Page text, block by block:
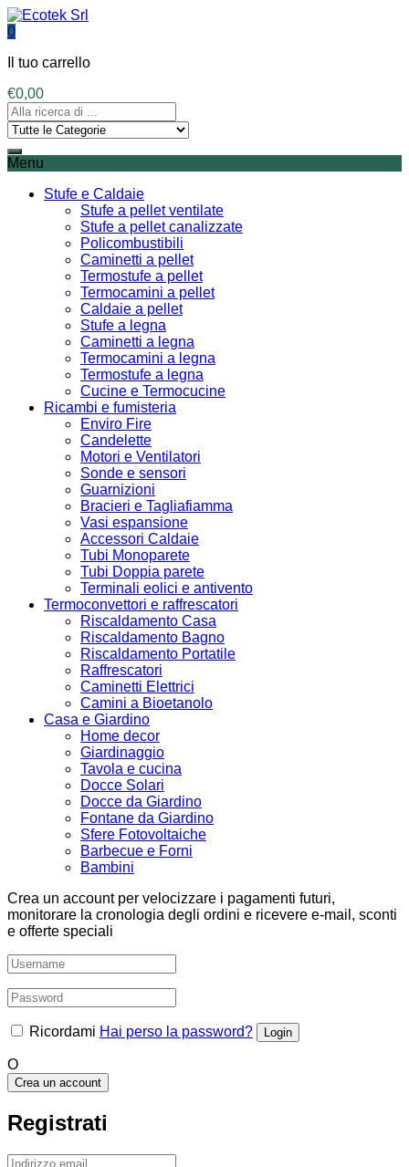
0
Il tuo carrello
€0,00
Menu
Stufe e Caldaie
Stufe a pellet ventilate
Stufe a pellet canalizzate
Policombustibili
Caminetti a pellet
Termostufe a pellet
Termocamini a pellet
Caldaie a pellet
Stufe a legna
Caminetti a legna
Termocamini a legna
Termostufe a legna
Cucine e Termocucine
Ricambi e fumisteria
Enviro Fire
Candelette
Motori e Ventilatori
Sonde e sensori
Guarnizioni
Bracieri e Tagliafiamma
Vasi espansione
Accessori Caldaie
Tubi Monoparete
Tubi Doppia parete
Terminali eolici e antivento
Termoconvettori e raffrescatori
Riscaldamento Casa
Riscaldamento Bagno
Riscaldamento Portatile
Raffrescatori
Caminetti Elettrici
Camini a Bioetanolo
Casa e Giardino
Home decor
Giardinaggio
Tavola e cucina
Docce Solari
Docce da Giardino
Fontane da Giardino
Sfere Fotovoltaiche
Barbecue e Forni
Bambini
Crea un account per velocizzare i pagamenti futuri,
monitorare la cronologia degli ordini e ricevere e-mail, sconti
e offerte speciali
Ricordami Hai perso la password?
O
Crea un account
Registrati